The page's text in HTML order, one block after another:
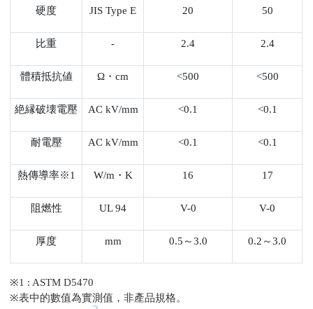
硬度 JIS Type E 20 50
比重 - 2.4 2.4
體積抵抗値 Ω ・cm <500 <500
絶縁破壊電壓 AC kV/mm <0.1 <0.1
耐電壓 AC kV/mm <0.1 <0.1
熱傳導率※1 W/m・K 16 17
阻燃性 UL 94 V-0 V-0
厚度 mm 0.5 ～3.0 0.2 ～3.0
※1 : ASTM D5470
※表中的數值為實測值，非產品規格。